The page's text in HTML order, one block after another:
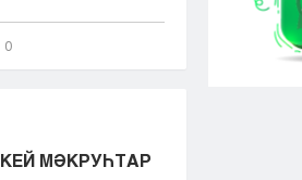
0
МӘКРУҺТАР